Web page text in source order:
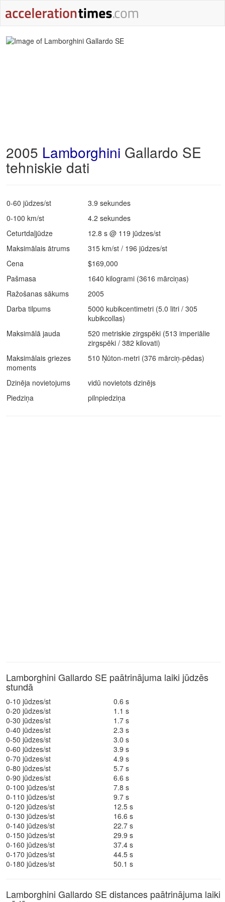
2005 Lamborghini Gallardo SE
tehniskie dati
0-60 jūdzes/st
3.9 sekundes
0-100 km/st
4.2 sekundes
Ceturtdaļjūdze
12.8 s @ 119 jūdzes/st
Maksimālais ātrums
315 km/st / 196 jūdzes/st
Cena
$169,000
Pašmasa
1640 kilogrami (3616 mārciņas)
Ražošanas sākums
2005
Darba tilpums
5000 kubikcentimetri (5.0 litri / 305
kubikcollas)
Maksimālā jauda
520 metriskie zirgspēki (513 imperiālie
zirgspēki / 382 kilovati)
Maksimālais griezes
moments
510 Ņūton-metri (376 mārciņ-pēdas)
Dzinēja novietojums
vidū novietots dzinējs
Piedziņa
pilnpiedziņa
Lamborghini Gallardo SE paātrinājuma laiki jūdzēs
stundā
0-10 jūdzes/st
0.6 s
0-20 jūdzes/st
1.1 s
0-30 jūdzes/st
1.7 s
0-40 jūdzes/st
2.3 s
0-50 jūdzes/st
3.0 s
0-60 jūdzes/st
3.9 s
0-70 jūdzes/st
4.9 s
0-80 jūdzes/st
5.7 s
0-90 jūdzes/st
6.6 s
0-100 jūdzes/st
7.8 s
0-110 jūdzes/st
9.7 s
0-120 jūdzes/st
12.5 s
0-130 jūdzes/st
16.6 s
0-140 jūdzes/st
22.7 s
0-150 jūdzes/st
29.9 s
0-160 jūdzes/st
37.4 s
0-170 jūdzes/st
44.5 s
0-180 jūdzes/st
50.1 s
Lamborghini Gallardo SE distances paātrinājuma laiki